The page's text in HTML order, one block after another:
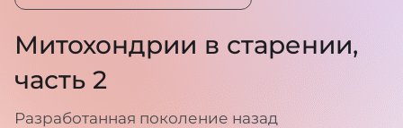
Митохондрии в старении,
часть 2
Разработанная поколение назад